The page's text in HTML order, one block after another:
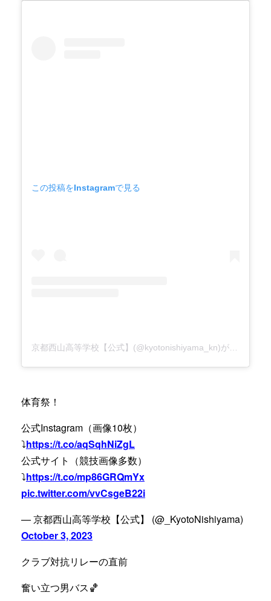
この投稿をInstagramで見る
体育祭！
公式Instagram（画像10枚）
⤵️https://t.co/aqSqhNiZgL
公式サイト（競技画像多数）
⤵️https://t.co/mp86GRQmYx
pic.twitter.com/vvCsgeB22i
— 京都西山高等学校【公式】 (@_KyotoNishiyama)
October 3, 2023
クラブ対抗リレーの直前
奮い立つ男バス🏀